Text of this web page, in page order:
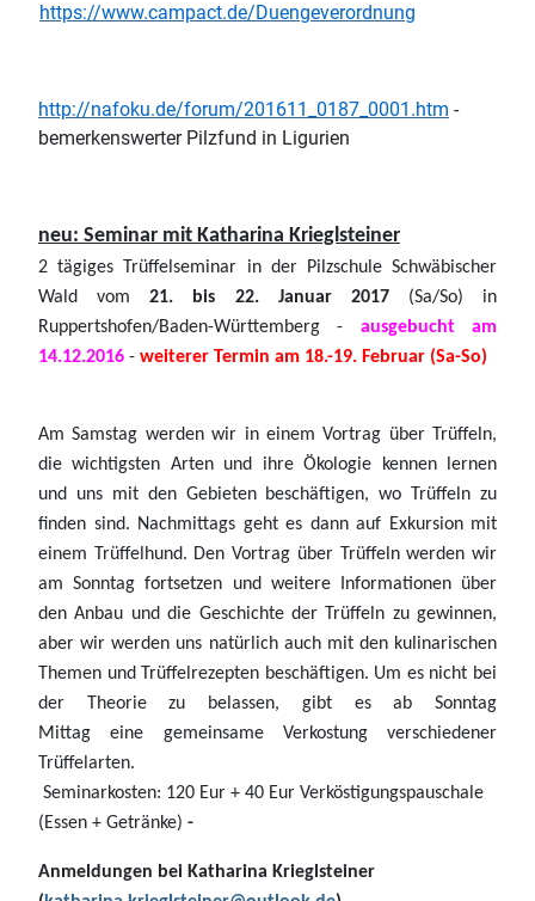
https://www.campact.de/Duengeverordnung
http://nafoku.de/forum/201611_0187_0001.htm -
bemerkenswerter Pilzfund in Ligurien
neu: Seminar mit Katharina Krieglsteiner
2 tägiges Trüffelseminar in der Pilzschule Schwäbischer
Wald vom21. bis 22. Januar 2017
(Sa/So) in
Ruppertshofen/Baden-Württemberg - ausgebucht am
14.12.2016 - weiterer Termin am 18.-19. Februar (Sa-So)
Am Samstag werden wir in einem Vortrag über Trüffeln,
die wichtigsten Arten und ihre Ökologie kennen lernen
und uns mit den Gebieten beschäftigen, wo Trüffeln zu
finden sind. Nachmittags geht es dann auf Exkursion mit
einem Trüffelhund. Den Vortrag über Trüffeln werden wir
am Sonntag fortsetzen und weitere Informationen über
den Anbau und die Geschichte der Trüffeln zu gewinnen,
aber wir werden uns natürlich auch mit den kulinarischen
Themen und Trüffelrezepten beschäftigen. Um es nicht bei
der Theorie zu belassen, gibt es ab Sonntag
Mittag eine gemeinsame Verkostung verschiedener
Trüffelarten.
Seminarkosten: 120 Eur + 40 Eur Verköstigungspauschale
(Essen + Getränke) -
Anmeldungen bei Katharina Krieglsteiner